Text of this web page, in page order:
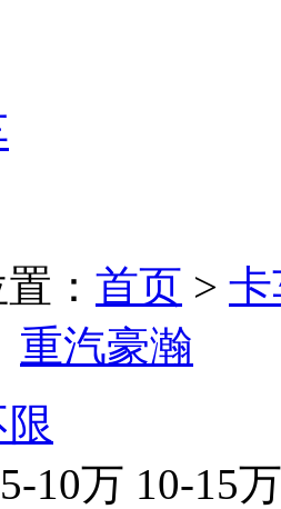
： 首页 >
重汽豪瀚
5-10万 10-15万